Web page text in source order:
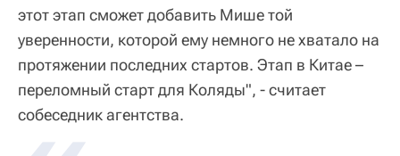
этот этап сможет добавить Мише той
уверенности, которой ему немного не хватало на
протяжении последних стартов. Этап в Китае –
переломный старт для Коляды", - считает
собеседник агентства.